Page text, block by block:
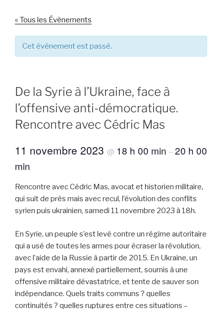
« Tous les Évènements
Cet évènement est passé.
De la Syrie à l’Ukraine, face à
l’offensive anti-démocratique.
Rencontre avec Cédric Mas
11 novembre 2023 @ 18 h 00 min –20 h 00
min
Rencontre avec Cédric Mas, avocat et historien militaire,
qui suit de près mais avec recul, l’évolution des conflits
syrien puis ukrainien, samedi 11 novembre 2023 à 18h.
En Syrie, un peuple s’est levé contre un régime autoritaire
qui a usé de toutes les armes pour écraser la révolution,
avec l’aide de la Russie à partir de 2015. En Ukraine, un
pays est envahi, annexé partiellement, soumis à une
offensive militaire dévastatrice, et tente de sauver son
indépendance. Quels traits communs ? quelles
continuités ? quelles ruptures entre ces situations –